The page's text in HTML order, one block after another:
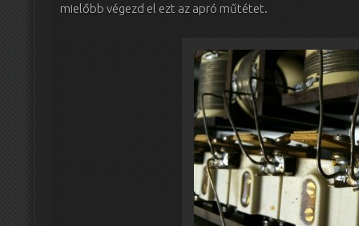
mielőbb végezd el ezt az apró műtétet.